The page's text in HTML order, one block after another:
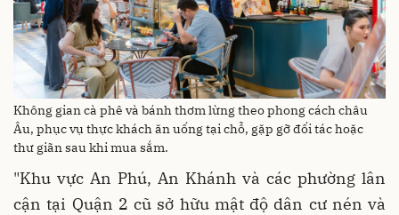
Không gian cà phê và bánh thơm lừng theo phong cách châu
Âu, phục vụ thực khách ăn uống tại chỗ, gặp gỡ đối tác hoặc
thư giãn sau khi mua sắm.
"Khu vực An Phú, An Khánh và các phường lân
cận tại Quận 2 cũ sở hữu mật độ dân cư nén và